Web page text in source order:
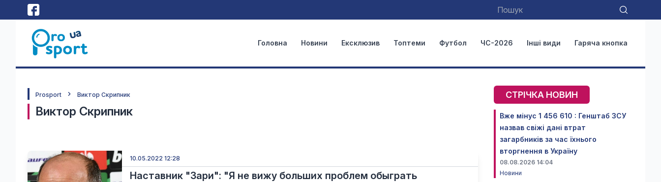
Головна Новини Ексклюзив Топтеми Футбол ЧС-2026 Інші види Гаряча кнопка
Prosport Виктор Скрипник
Виктор Скрипник
10.05.2022 12:28
Наставник "Зари": "Я не вижу больших проблем обыграть
СТРІЧКА НОВИН
Вже мінус 1 456 610 : Генштаб ЗСУ
назвав свіжі дані втрат
загарбників за час їхнього
вторгнення в Україну
08.08.2026 14:04
Новини